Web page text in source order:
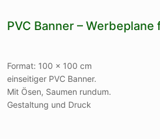
PVC Banner –
Format: 100 x 100 cm
einseitiger PVC Banner.
Mit Ösen, Saumen rundum.
Gestaltung und Druck